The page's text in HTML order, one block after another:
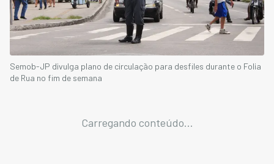
Semob-JP divulga plano de circulação para desfiles durante o Folia
de Rua no fim de semana
Carregando conteúdo...